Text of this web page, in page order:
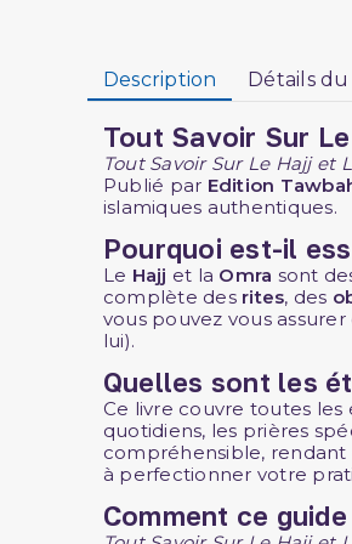
Description Détails
Tout Savoir Sur
Tout Savoir Sur Le Hajj et
Publié par Edition
islamiques authentiques.
Pourquoi est-il
Le Hajj et la Omra sont
complète des rites, des
vous pouvez vous
lui).
Quelles sont les
Ce livre couvre toutes les
quotidiens, les prières
compréhensible, rendant
à perfectionner votre
Comment ce